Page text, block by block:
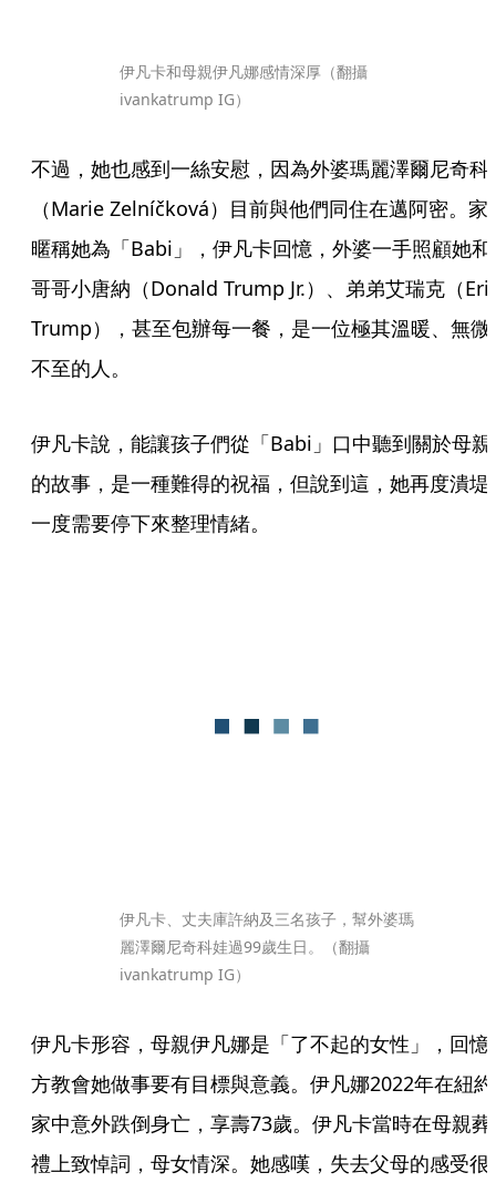
伊凡卡和母親伊凡娜感情深厚（翻攝
ivankatrump IG）
不過，她也感到一絲安慰，因為外婆瑪麗澤爾尼奇科
（Marie Zelníčková）目前與他們同住在邁阿密。家
暱稱她為「Babi」，伊凡卡回憶，外婆一手照顧她和
哥哥小唐納（Donald Trump Jr.）、弟弟艾瑞克（
Trump），甚至包辦每一餐，是一位極其溫暖、無微
不至的人。
伊凡卡說，能讓孩子們從「Babi」口中聽到關於母親
的故事，是一種難得的祝福，但說到這，她再度潰堤
一度需要停下來整理情緒。
伊凡卡、丈夫庫許納及三名孩子，幫外婆瑪
麗澤爾尼奇科娃過99歲生日。（翻攝
ivankatrump IG）
伊凡卡形容，母親伊凡娜是「了不起的女性」，回憶
方教會她做事要有目標與意義。伊凡娜2022年在紐約
家中意外跌倒身亡，享壽73歲。伊凡卡當時在母親葬
禮上致悼詞，母女情深。她感嘆，失去父母的感受很